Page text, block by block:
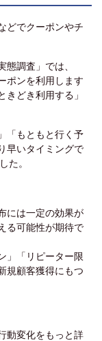
どでクーポンやチ
調査」では、
ポンを利用します
どき利用する」
「もともと行く予
早いタイミングで
た。
には一定の効果が
る可能性が期待で
」「リピーター限
規顧客獲得にもつ
動変化をもっと詳